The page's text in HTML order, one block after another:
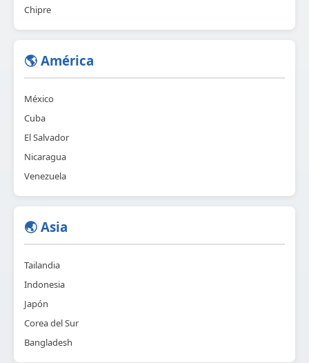
Chipre
🌎 América
México
Cuba
El Salvador
Nicaragua
Venezuela
🌏 Asia
Tailandia
Indonesia
Japón
Corea del Sur
Bangladesh